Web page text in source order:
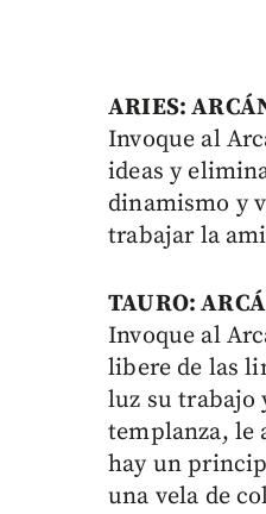
ARIES:
Invoque al
ideas y
dinamismo y
trabajar la
TAURO:
Invoque al
libere de las
luz su trabajo
templanza, le
hay un
una vela de